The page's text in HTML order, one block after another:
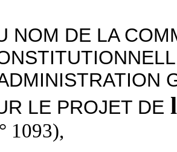
NOM DE LA
LE PROJET DE
1093),